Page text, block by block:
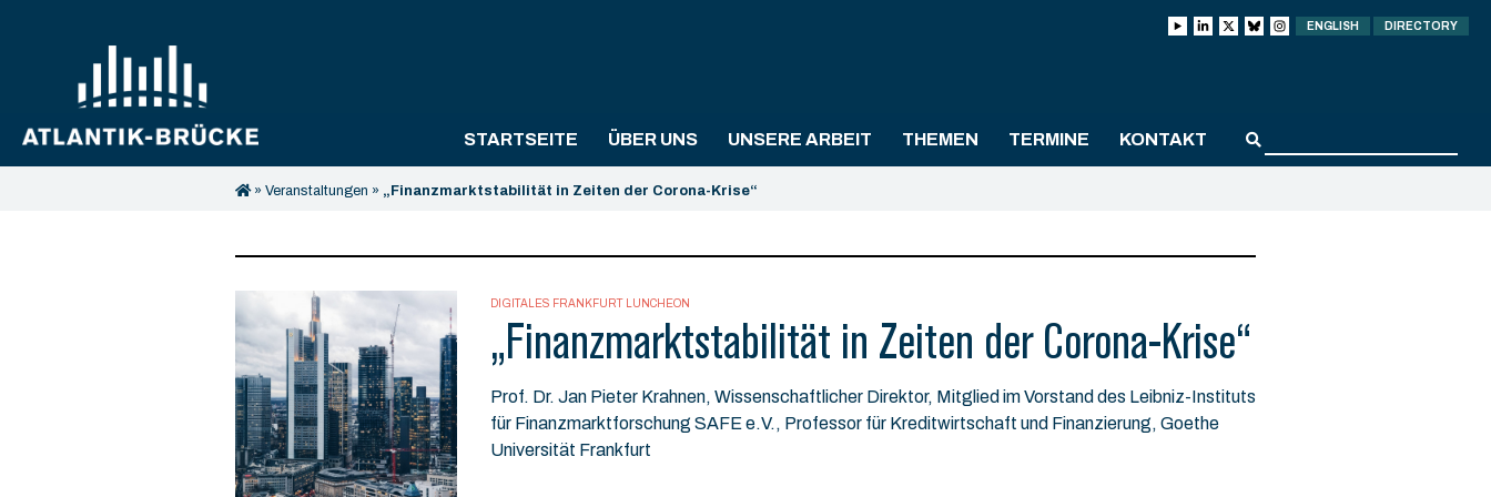
ENGLISH DIRECTORY
STARTSEITE ÜBER UNS UNSERE ARBEIT THEMEN TERMINE KONTAKT
» Veranstaltungen » „Finanzmarktstabilität in Zeiten der Corona-Krise“
DIGITALES FRANKFURT LUNCHEON
„Finanzmarktstabilität in Zeiten der Corona-Krise“
Prof. Dr. Jan Pieter Krahnen, Wissenschaftlicher Direktor, Mitglied im Vorstand des Leibniz-Instituts
für Finanzmarktforschung SAFE e.V., Professor für Kreditwirtschaft und Finanzierung, Goethe
Universität Frankfurt